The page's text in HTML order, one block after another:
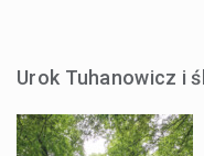
Urok Tuhanowicz i